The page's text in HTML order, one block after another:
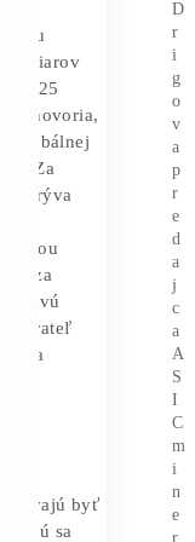
zdravia
hashprice
2026 klesol
Podľa
hranica
júnovom
vrátil
2025
hovoria,